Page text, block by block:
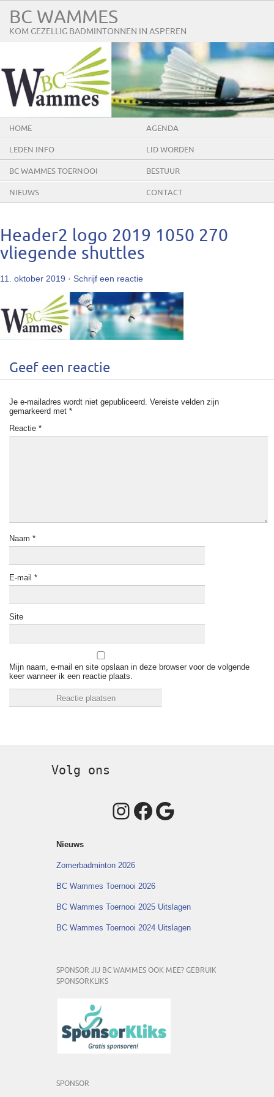
BC WAMMES
KOM GEZELLIG BADMINTONNEN IN ASPEREN
HOME AGENDA
LEDEN INFO LID WORDEN
BC WAMMES TOERNOOI BESTUUR
NIEUWS CONTACT
Header2 logo 2019 1050 270
vliegende shuttles
11. oktober 2019 · Schrijf een reactie
Geef een reactie
Je e-mailadres wordt niet gepubliceerd. Vereiste velden zijn
gemarkeerd met *
Reactie *
Naam *
E-mail *
Site
Mijn naam, e-mail en site opslaan in deze browser voor de volgende
keer wanneer ik een reactie plaats.
Volg ons
Instagram
Facebook
Google
Nieuws
Zomerbadminton 2026
BC Wammes Toernooi 2026
BC Wammes Toernooi 2025 Uitslagen
BC Wammes Toernooi 2024 Uitslagen
SPONSOR JIJ BC WAMMES OOK MEE? GEBRUIK
SPONSORKLIKS
SPONSOR